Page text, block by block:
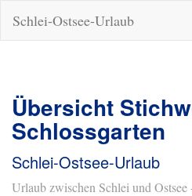
Schlei-Ostsee-Urlaub
Übersicht
Schlossgarten
Schlei-Ostsee-Urlaub
Urlaub zwischen Schlei und